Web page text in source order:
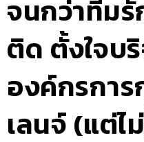
จนกว่าทีมรั
ติด ตั้งใจบ
องค์กรกา
เลนจ์ (แต่ไ